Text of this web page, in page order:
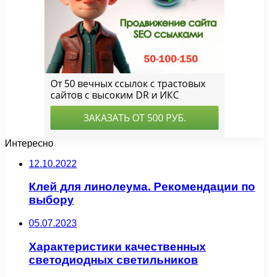
Интересно
12.10.2022
Клей для линолеума. Рекомендации по
выбору
05.07.2023
Характеристики качественных
светодиодных светильников